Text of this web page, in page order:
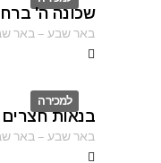
ID
שכונה ה'
באר שבע–באר
למכירה
ID
בנאות
באר שבע–באר